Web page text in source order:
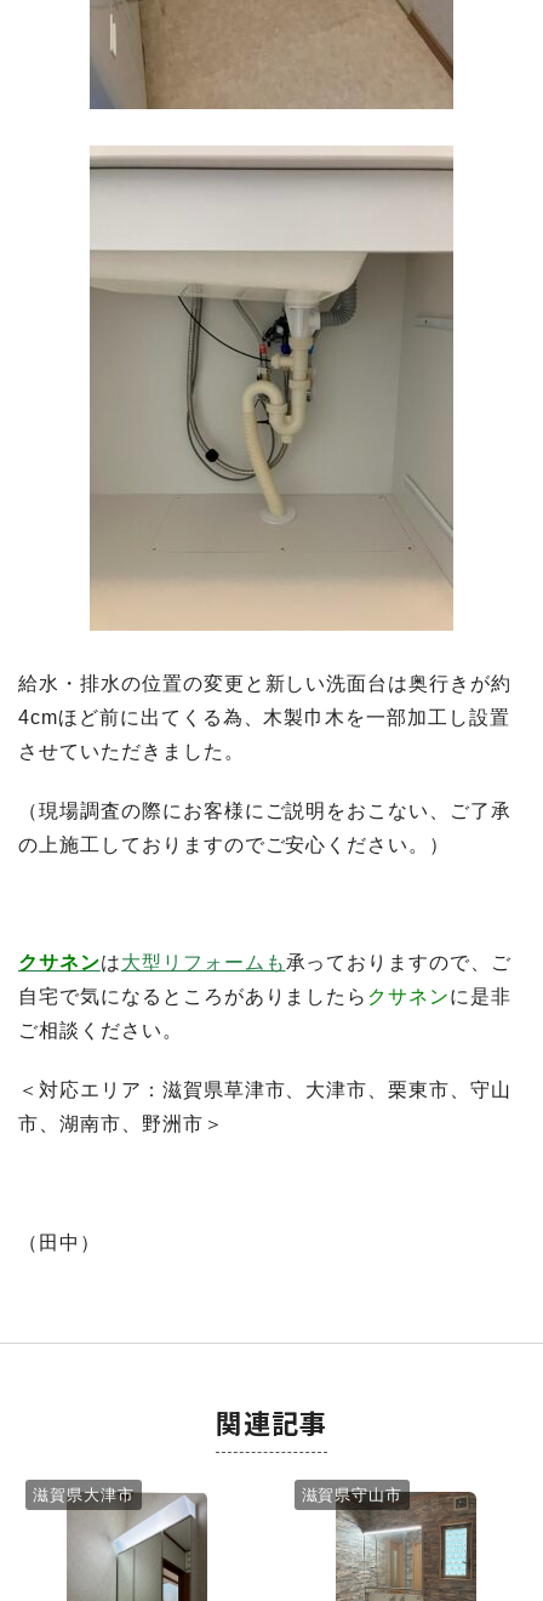
給水・排水の位置の変更と新しい洗面台は奥行きが約
4cmほど前に出てくる為、木製巾木を一部加工し設置
させていただきました。
（現場調査の際にお客様にご説明をおこない、ご了承
の上施工しておりますのでご安心ください。）
クサネンは大型リフォームも 承っておりますので、ご
自宅で気になるところがありましたら クサネンに是非
ご相談ください。
＜対応エリア：滋賀県草津市、大津市、栗東市、守山
市、湖南市、野洲市＞
（田中）
関連記事
滋賀県大津市 滋賀県守山市